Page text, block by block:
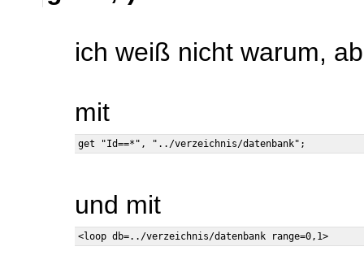
ich weiß nicht warum,
mit
und mit